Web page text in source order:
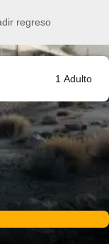
regreso
1 Adulto